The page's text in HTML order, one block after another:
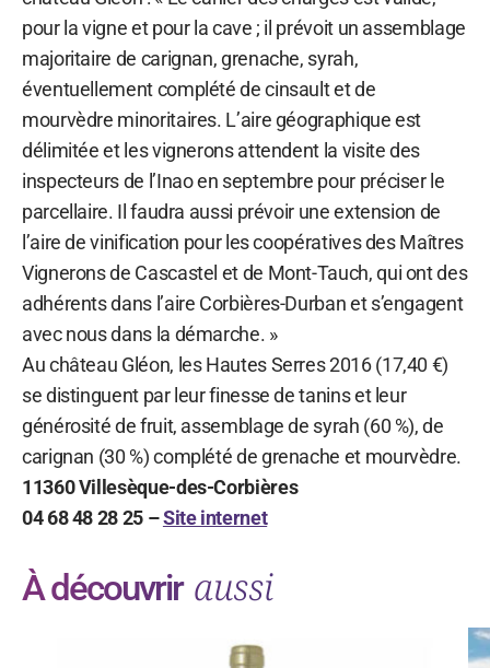
pour la vigne et pour la cave ; il prévoit un assemblage
majoritaire de carignan, grenache, syrah,
éventuellement complété de cinsault et de
mourvèdre minoritaires. L’aire géographique est
délimitée et les vignerons attendent la visite des
inspecteurs de l’Inao en septembre pour préciser le
parcellaire. Il faudra aussi prévoir une extension de
l’aire de vinification pour les coopératives des Maîtres
Vignerons de Cascastel et de Mont-Tauch, qui ont des
adhérents dans l’aire Corbières-Durban et s’engagent
avec nous dans la démarche. »
Au château Gléon, les Hautes Serres 2016 (17,40 €)
se distinguent par leur finesse de tanins et leur
générosité de fruit, assemblage de syrah (60 %), de
carignan (30 %) complété de grenache et mourvèdre.
11360 Villesèque-des-Corbières
04 68 48 28 25 –Site internet
À découvrir aussi